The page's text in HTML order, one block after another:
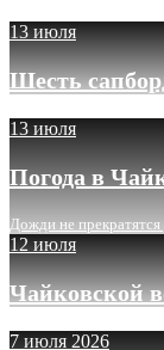
13 июля
Шесть
13 июля
Погода в
Дожди не прекратятся
12 июля
Чайковской
7 июля 2026